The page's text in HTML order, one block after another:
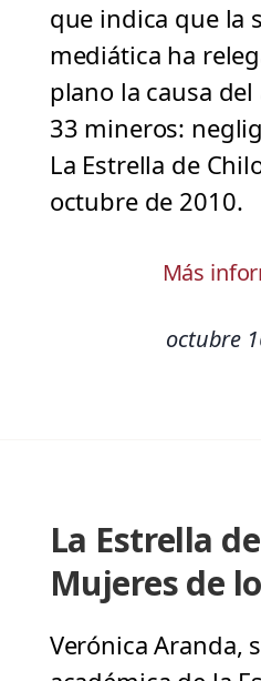
que indica que la
mediática ha
plano la causa
33 mineros:
La Estrella de
octubre de 2010.
Más
octubre
La Estrella
Mujeres de
Verónica Aranda,